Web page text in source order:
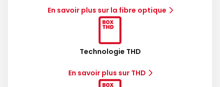
En savoir plus sur la fibre optique
Technologie THD
En savoir plus sur THD